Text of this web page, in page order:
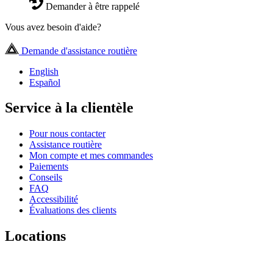
Demander à être rappelé
Vous avez besoin d'aide?
Demande d'assistance routière
English
Español
Service à la clientèle
Pour nous contacter
Assistance routière
Mon compte et mes commandes
Paiements
Conseils
FAQ
Accessibilité
Évaluations des clients
Locations